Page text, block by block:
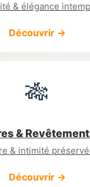
& élégance
Découvrir →
🎋
&
& intimité
Découvrir →